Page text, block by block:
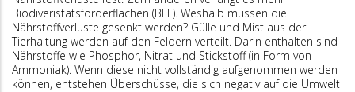
Biodiveristätsförderflächen (BFF). Weshalb müssen die
Nährstoffverluste gesenkt werden? Gülle und Mist aus der
Tierhaltung werden auf den Feldern verteilt. Darin enthalten sind
Nährstoffe wie Phosphor, Nitrat und Stickstoff (in Form von
Ammoniak). Wenn diese nicht vollständig aufgenommen werden
können, entstehen Überschüsse, die sich negativ auf die Umwelt